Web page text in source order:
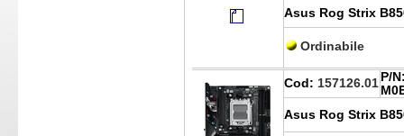
Asus Rog Strix
Ordinabile
Cod: 157126.01 P/
Asus Rog Strix